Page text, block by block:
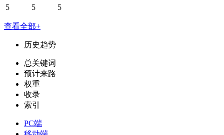
5
5 5
查看全部+
历史趋势
总关键词
预计来路
权重
收录
索引
PC端